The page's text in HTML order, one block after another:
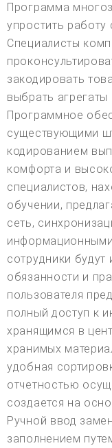
Программа
упростить работу
Специалисты
закодировать
выбрать агрегаты
Программное
существующими
кодированием
комфорта и
специалистов,
обучении,
сеть,
сотрудники
обязанности и
пользователя
полный доступ к
хранящимся в
хранимых
удобная
отчетностью
создается на
Ручной ввод
заполнением